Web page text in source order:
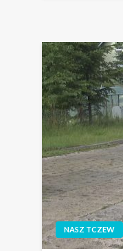
NASZ TCZEW